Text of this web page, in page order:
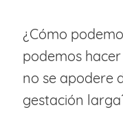
¿Cómo
podemos
no se apodere
gestación